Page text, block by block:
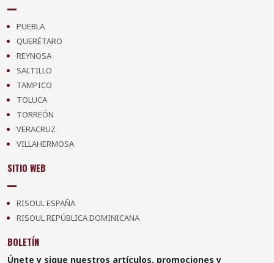
PUEBLA
QUERÉTARO
REYNOSA
SALTILLO
TAMPICO
TOLUCA
TORREÓN
VERACRUZ
VILLAHERMOSA
SITIO WEB
RISOUL ESPAÑA
RISOUL REPÚBLICA DOMINICANA
BOLETÍN
Únete y sigue nuestros artículos, promociones y